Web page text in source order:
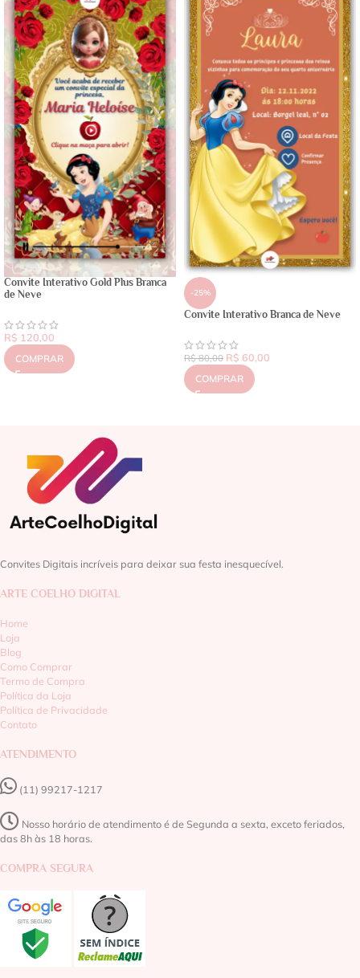
Convite Interativo Gold Plus Branca
de Neve
R$ 120,00
COMPRAR
-25%
Convite Interativo Branca de Neve
R$80,00 R$ 60,00
COMPRAR
Convites Digitais incríveis para deixar sua festa inesquecível.
ARTE COELHO DIGITAL
Home
Loja
Blog
Como Comprar
Termo de Compra
Política da Loja
Política de Privacidade
Contato
ATENDIMENTO
(11) 99217-1217‬
Nosso horário de atendimento é de Segunda a sexta, exceto feriados,
das 8h às 18 horas.
COMPRA SEGURA